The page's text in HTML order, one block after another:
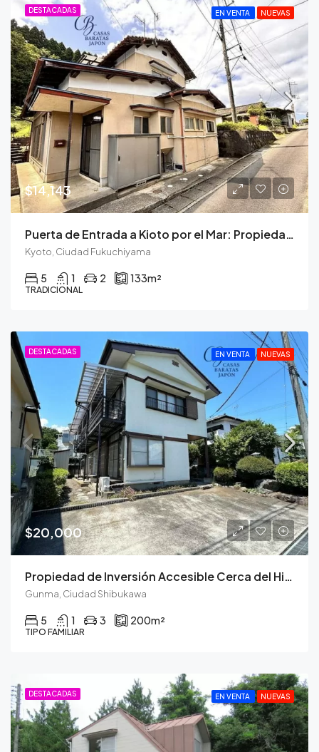
DESTACADAS EN VENTA NUEVAS
$14,143
Puerta de Entrada a Kioto por el Mar: Propiedad con Carácter y Prometedor Potencial de Alquiler
Kyoto, Ciudad Fukuchiyama
5 1 2 133m²
TRADICIONAL
DESTACADAS EN VENTA NUEVAS
$20,000
Propiedad de Inversión Accesible Cerca del Histórico Ikaho Onsen
Gunma, Ciudad Shibukawa
5 1 3 200m²
TIPO FAMILIAR
DESTACADAS EN VENTA NUEVAS